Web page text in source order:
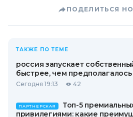
ПОДЕЛИТЬСЯ
ТАКЖЕ ПО ТЕМЕ
россия запускает
быстрее, чем
Сегодня 19:13 42
ПАРТНЕРСКАЯ
Топ-5
привилегиями: какие